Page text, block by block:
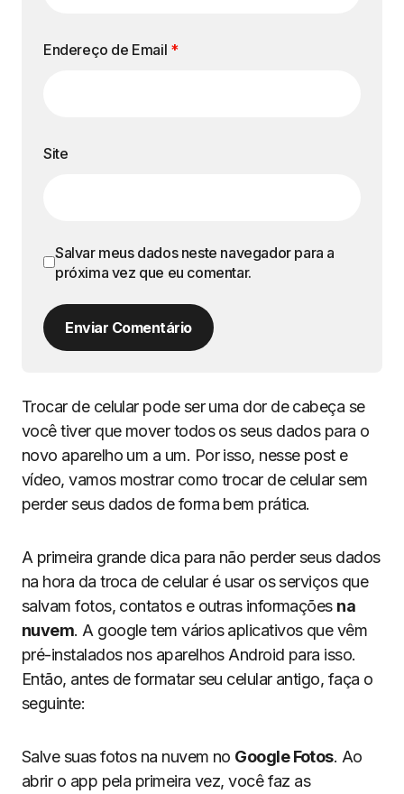
Endereço de Email *
Site
Salvar meus dados neste navegador para a
próxima vez que eu comentar.
Enviar Comentário
Trocar de celular pode ser uma dor de cabeça se
você tiver que mover todos os seus dados para o
novo aparelho um a um. Por isso, nesse post e
vídeo, vamos mostrar como trocar de celular sem
perder seus dados de forma bem prática.
A primeira grande dica para não perder seus dados
na hora da troca de celular é usar os serviços que
salvam fotos, contatos e outras informações na
nuvem. A google tem vários aplicativos que vêm
pré-instalados nos aparelhos Android para isso.
Então, antes de formatar seu celular antigo, faça o
seguinte:
Salve suas fotos na nuvem no Google Fotos. Ao
abrir o app pela primeira vez, você faz as